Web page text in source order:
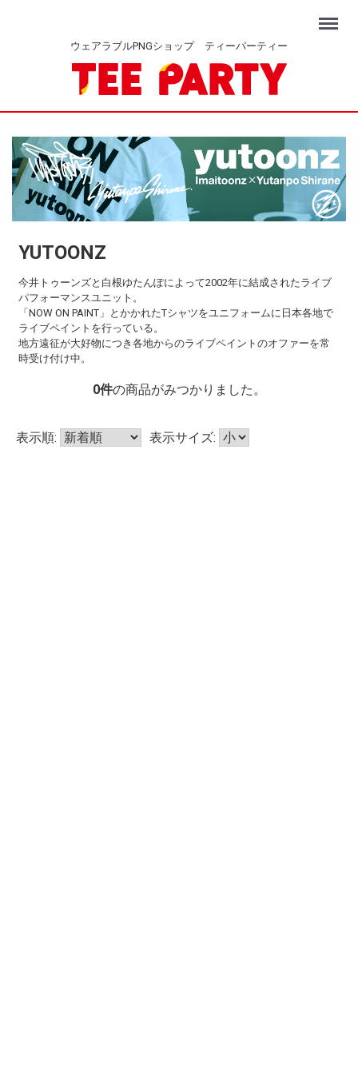
ウェアラブルPNGショップ ティーパーティー
Menu
YUTOONZ
今井トゥーンズと白根ゆたんぽによって2002年に結成されたライブ
パフォーマンスユニット。
「NOW ON PAINT」とかかれたTシャツをユニフォームに日本各地で
ライブペイントを行っている。
地方遠征が大好物につき各地からのライブペイントのオファーを常
時受け付け中。
0件の商品がみつかりました。
表示順: 表示サイズ: